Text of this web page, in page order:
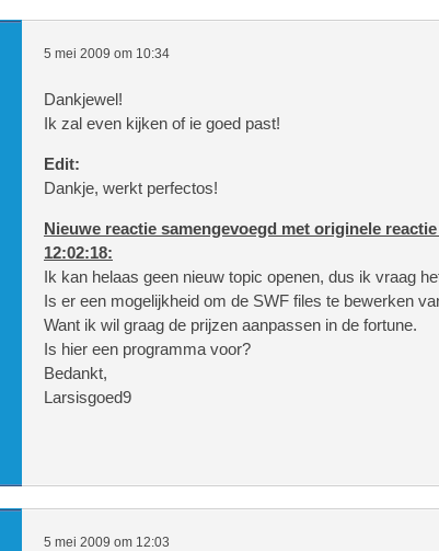
5 mei 2009 om 10:34
Dankjewel!
Ik zal even kijken of ie goed past!
Edit:
Dankje, werkt perfectos!
Nieuwe reactie samengevoegd met originele reactie
12:02:18:
Ik kan helaas geen nieuw topic openen, dus ik vraag
Is er een mogelijkheid om de SWF files te bewerken
Want ik wil graag de prijzen aanpassen in de fortune.
Is hier een programma voor?
Bedankt,
Larsisgoed9
5 mei 2009 om 12:03